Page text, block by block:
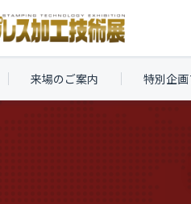
来場のご案内 特別企